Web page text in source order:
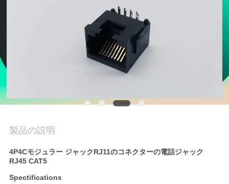
私
達
連
絡
し
製品の説明
4P4Cモジュラー ジャックRJ11のコネクターの電話ジャック
RJ45 CAT5
Spectifications